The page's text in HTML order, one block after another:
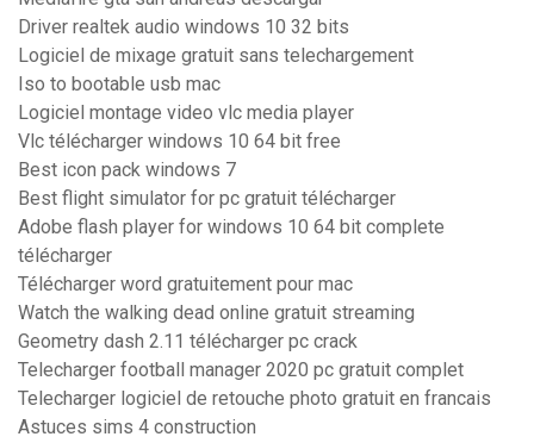
Driver realtek audio windows 10 32 bits
Logiciel de mixage gratuit sans telechargement
Iso to bootable usb mac
Logiciel montage video vlc media player
Vlc télécharger windows 10 64 bit free
Best icon pack windows 7
Best flight simulator for pc gratuit télécharger
Adobe flash player for windows 10 64 bit complete
télécharger
Télécharger word gratuitement pour mac
Watch the walking dead online gratuit streaming
Geometry dash 2.11 télécharger pc crack
Telecharger football manager 2020 pc gratuit complet
Telecharger logiciel de retouche photo gratuit en francais
Astuces sims 4 construction